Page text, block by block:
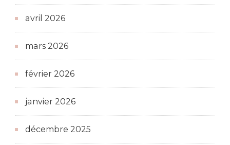
avril 2026
mars 2026
février 2026
janvier 2026
décembre 2025